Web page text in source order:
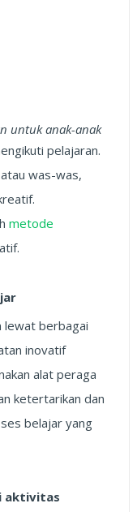
untuk anak-anak
pelajaran.
was-was,
metode
lewat berbagai
inovatif
alat peraga
ketertarikan dan
belajar yang
aktivitas